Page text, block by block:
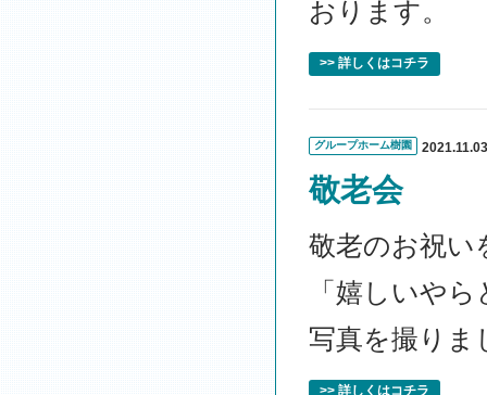
おります。
>> 詳しくはコチラ
グループホーム樹園 2021.11.03
敬老会
敬老のお祝い
「嬉しいや
写真を撮りま
>> 詳しくはコチラ